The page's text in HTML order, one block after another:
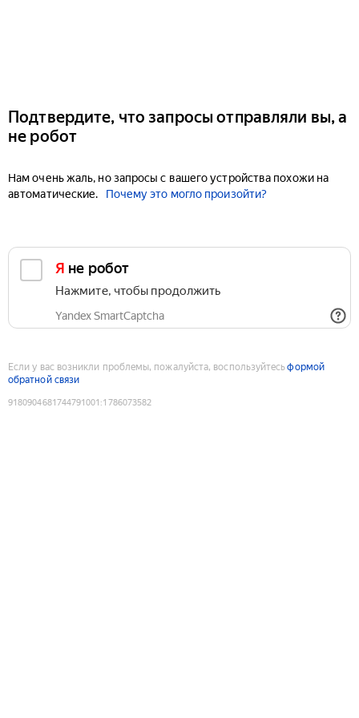
Подтвердите, что запросы отправляли вы, а
не робот
Нам очень жаль, но запросы с вашего устройства похожи на
автоматические.
Почему это могло произойти?
Я не робот
Нажмите, чтобы продолжить
Yandex SmartCaptcha
Если у вас возникли проблемы, пожалуйста, воспользуйтесьформой
обратной связи
9180904681744791001 :1786073582